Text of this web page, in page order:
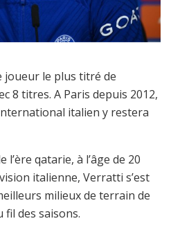
joueur le plus titré de
8 titres. A Paris depuis 2012,
italien y restera
qatarie, à l’âge de 20
italienne, Verratti s’est
milieux de terrain de
fil des saisons.